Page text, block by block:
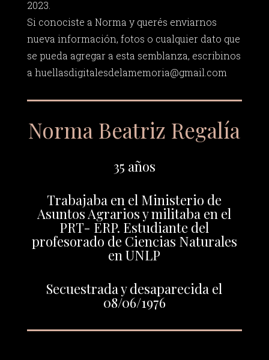
2023.
Si conociste a Norma y querés enviarnos
nueva información, fotos o cualquier dato que
se pueda agregar a esta semblanza, escribinos
a huellasdigitalesdelamemoria@gmail.com
Norma Beatriz Regalía
35 años
Trabajaba en el Ministerio de
Asuntos Agrarios y militaba en el
PRT- ERP. Estudiante del
profesorado de Ciencias Naturales
en UNLP
Secuestrada y desaparecida el
08/06/1976